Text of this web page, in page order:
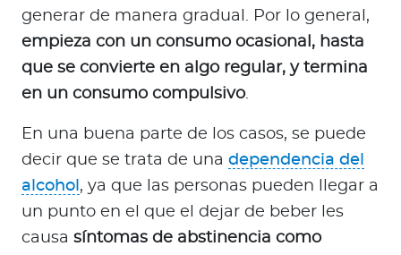
generar de manera gradual. Por lo general,
empieza con un consumo ocasional, hasta
que se convierte en algo regular, y termina
en un consumo compulsivo.
En una buena parte de los casos, se puede
decir que se trata de una dependencia del
alcohol , ya que las personas pueden llegar a
un punto en el que el dejar de beber les
causa síntomas de abstinencia como